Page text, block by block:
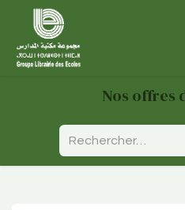
Se rendre au contenu
Nos offres